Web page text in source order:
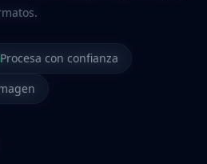
Procesa con confianza